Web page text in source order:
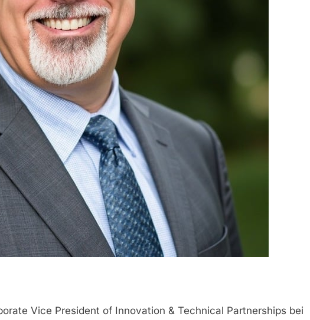
Vice President of Innovation & Technical Partnerships bei